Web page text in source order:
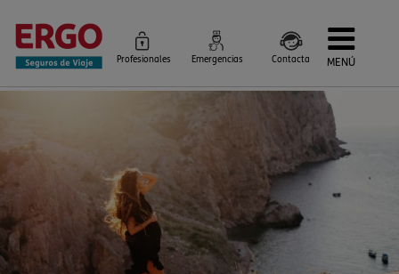
Profesionales Emergencias Contacta MENÚ
Blog
Siniestros e Instrucciones
Información Corporativa